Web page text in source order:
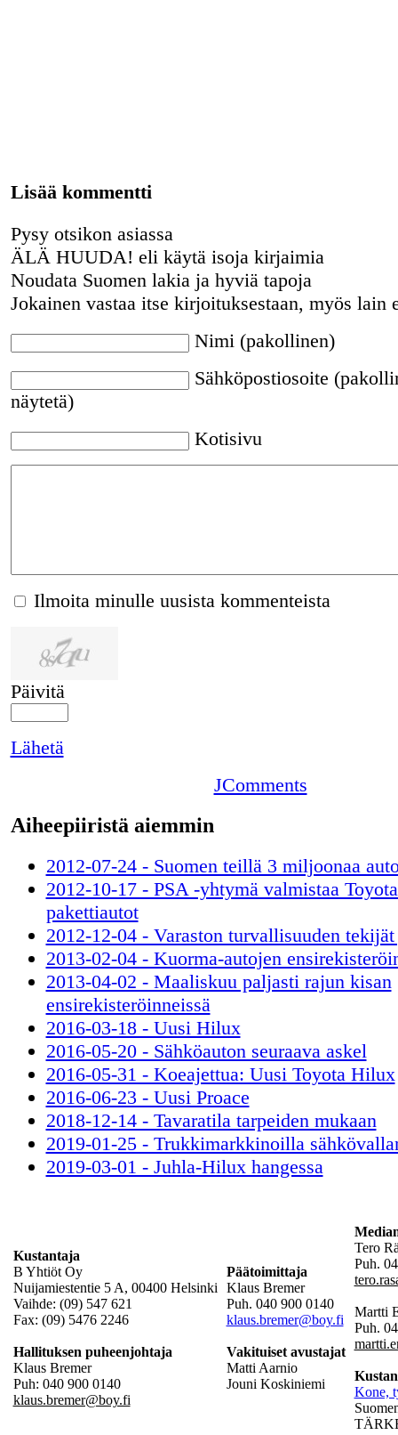
Lisää kommentti
Pysy otsikon asiassa
ÄLÄ HUUDA! eli käytä isoja kirjaimia
Noudata Suomen lakia ja hyviä tapoja
Jokainen vastaa itse kirjoituksestaan, myös lain
Nimi (pakollinen)
Sähköpostiosoite
näytetä)
Kotisivu
Ilmoita minulle uusista kommenteista
Päivitä
Lähetä
JComments
Aiheepiiristä aiemmin
2012-07-24 - Suomen teillä 3 miljoonaa
2012-10-17 - PSA -yhtymä valmistaa
pakettiautot
2012-12-04 - Varaston turvallisuuden
2013-02-04 - Kuorma-autojen
2013-04-02 - Maaliskuu paljasti rajun kisan
ensirekisteröinneissä
2016-03-18 - Uusi Hilux
2016-05-20 - Sähköauton seuraava askel
2016-05-31 - Koeajettua: Uusi Toyota Hilux
2016-06-23 - Uusi Proace
2018-12-14 - Tavaratila tarpeiden mukaan
2019-01-25 - Trukkimarkkinoilla
2019-03-01 - Juhla-Hilux hangessa
Kustantaja
B Yhtiöt Oy
Nuijamiestentie 5 A, 00400 Helsinki
Vaihde: (09) 547 621
Fax: (09) 5476 2246
Hallituksen puheenjohtaja
Klaus Bremer
Puh: 040 900 0140
klaus.bremer@boy.fi
Päätoimittaja
Klaus Bremer
Puh. 040 900 0140
klaus.bremer@boy.fi
Vakituiset avustajat
Matti Aarnio
Jouni Koskiniemi
Tero
Puh.
Martti
Puh.
Kone,